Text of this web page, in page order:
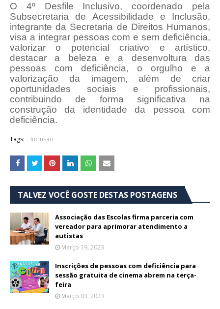
O 4º Desfile Inclusivo, coordenado pela
Subsecretaria de Acessibilidade e Inclusão,
integrante da Secretaria de Direitos Humanos,
visa a integrar pessoas com e sem deficiência,
valorizar o potencial criativo e artístico,
destacar a beleza e a desenvoltura das
pessoas com deficiência, o orgulho e a
valorização da imagem, além de criar
oportunidades sociais e profissionais,
contribuindo de forma significativa na
construção da identidade da pessoa com
deficiência.
Tags: Inclusão
TALVEZ VOCÊ GOSTE DESTAS POSTAGENS
Associação das Escolas firma parceria com
vereador para aprimorar atendimento a
autistas
Março 19, 2023
Inscrições de pessoas com deficiência para
sessão gratuita de cinema abrem na terça-
feira
Março 03, 2023